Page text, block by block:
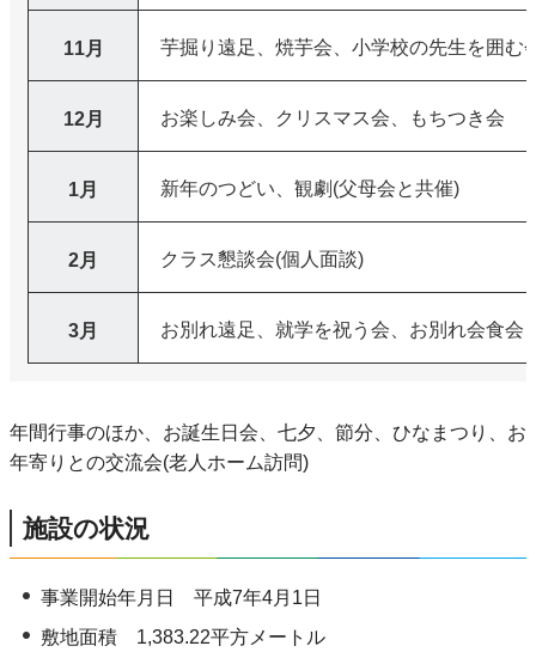
11月 芋掘り遠足、焼芋会、小学校の先生を囲む
12月 お楽しみ会、クリスマス会、もちつき会
1月 新年のつどい、観劇(父母会と共催)
2月 クラス懇談会(個人面談)
3月 お別れ遠足、就学を祝う会、お別れ会食会
年間行事のほか、お誕生日会、七夕、節分、ひなまつり、お
年寄りとの交流会(老人ホーム訪問)
施設の状況
事業開始年月日 平成7年4月1日
敷地面積 1,383.22平方メートル